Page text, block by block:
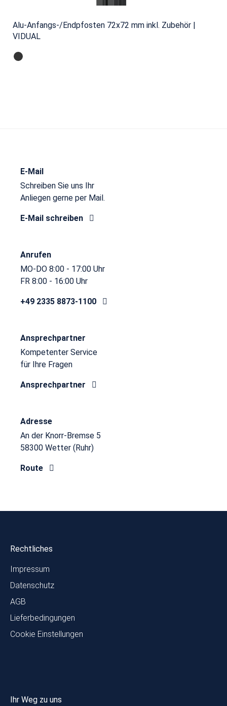
Alu-Anfangs-/Endpfosten 72x72 mm inkl. Zubehör |
VIDUAL
E-Mail
Schreiben Sie uns Ihr
Anliegen gerne per Mail.
E-Mail schreiben
Anrufen
MO-DO 8:00 - 17:00 Uhr
FR 8:00 - 16:00 Uhr
+49 2335 8873-1100
Ansprechpartner
Kompetenter Service
für Ihre Fragen
Ansprechpartner
Adresse
An der Knorr-Bremse 5
58300 Wetter (Ruhr)
Route
Rechtliches
Impressum
Datenschutz
AGB
Lieferbedingungen
Cookie Einstellungen
Ihr Weg zu uns